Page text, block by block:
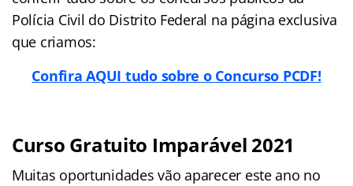
Polícia Civil do Distrito Federal na página exclusiva
que criamos:
Confira AQUI tudo sobre o Concurso PCDF!
Curso Gratuito Imparável 2021
Muitas oportunidades vão aparecer este ano no